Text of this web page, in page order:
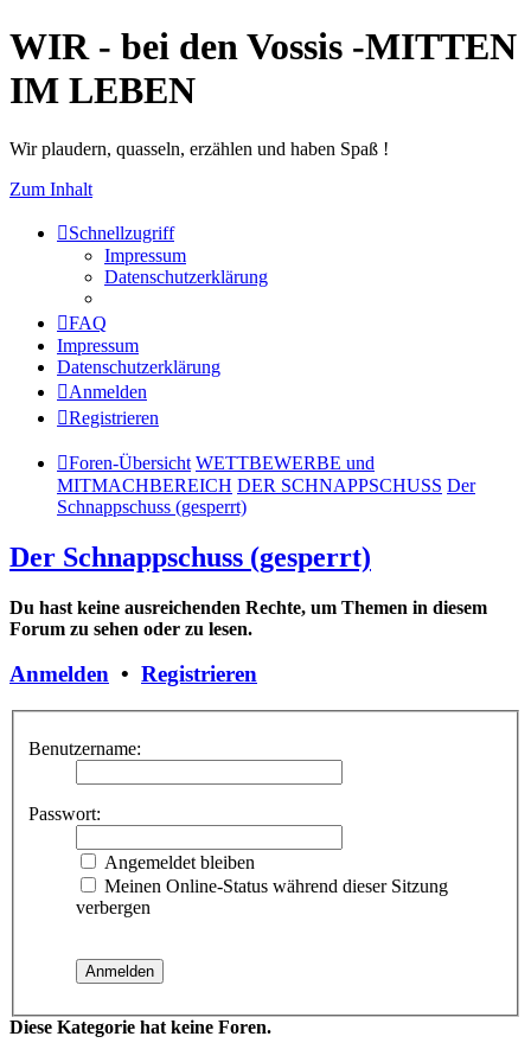
WIR - bei den Vossis -MITTEN
IM LEBEN
Wir plaudern, quasseln, erzählen und haben Spaß !
Zum Inhalt
Schnellzugriff
Impressum
Datenschutzerklärung
FAQ
Impressum
Datenschutzerklärung
Anmelden
Registrieren
Foren-Übersicht WETTBEWERBE und
MITMACHBEREICH DER SCHNAPPSCHUSS Der
Schnappschuss (gesperrt)
Der Schnappschuss (gesperrt)
Du hast keine ausreichenden Rechte, um Themen in diesem
Forum zu sehen oder zu lesen.
Anmelden • Registrieren
Benutzername:
Passwort:
Angemeldet bleiben
Meinen Online-Status während dieser Sitzung
verbergen
Diese Kategorie hat keine Foren.